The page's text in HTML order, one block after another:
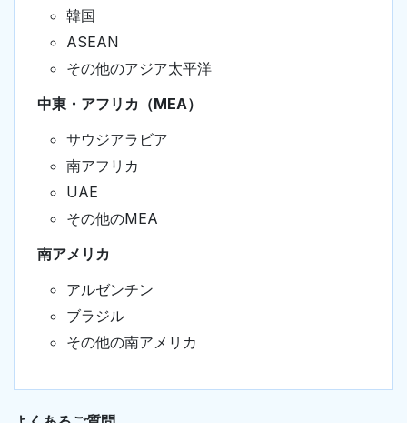
韓国
ASEAN
その他のアジア太平洋
中東・アフリカ（MEA）
サウジアラビア
南アフリカ
UAE
その他のMEA
南アメリカ
アルゼンチン
ブラジル
その他の南アメリカ